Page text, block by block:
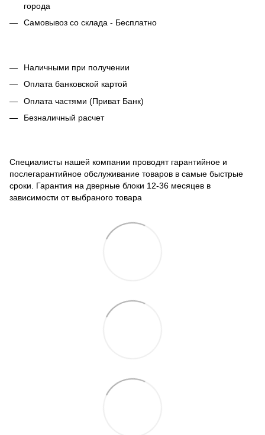
города
Самовывоз со склада - Бесплатно
Наличными при получении
Оплата банковской картой
Оплата частями (Приват Банк)
Безналичный расчет
Специалисты нашей компании проводят гарантийное и
послегарантийное обслуживание товаров в самые быстрые
сроки. Гарантия на дверные блоки 12-36 месяцев в
зависимости от выбраного товара